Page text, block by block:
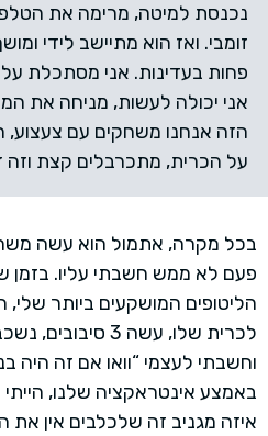
נכנסת למיטה, מרימה את
זומבי. ואז הוא מתיישב לידי
פחות בעדינות. אני מסתכלת
אני יכולה לעשות, מניחה את
הזה אנחנו משחקים עם
על הכרית, מתכרבלים קצת וזה
בכל מקרה, אתמול הוא עשה
פעם לא ממש חשבתי עליו. בזמן
לכרית שלו, עשה 3
וחשבתי לעצמי “וואו אם זה
באמצע אינטראקציה שלנו,
איזה מגניב זה שלכלבים אין